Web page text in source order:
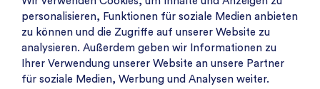
personalisieren, Funktionen für soziale Medien anbieten
zu können und die Zugriffe auf unserer Website zu
analysieren. Außerdem geben wir Informationen zu
Ihrer Verwendung unserer Website an unsere Partner
für soziale Medien, Werbung und Analysen weiter.